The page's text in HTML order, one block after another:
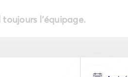
toujours l'équipage.